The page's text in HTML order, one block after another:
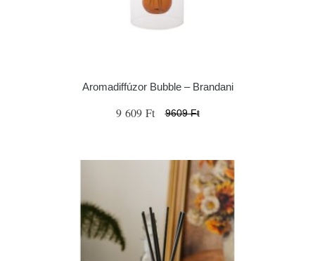
Aromadiffúzor Bubble – Brandani
9 609 Ft 9609 Ft